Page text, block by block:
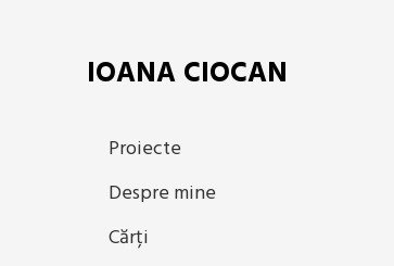
IOANA CIOCAN
Proiecte
Despre mine
Cărți